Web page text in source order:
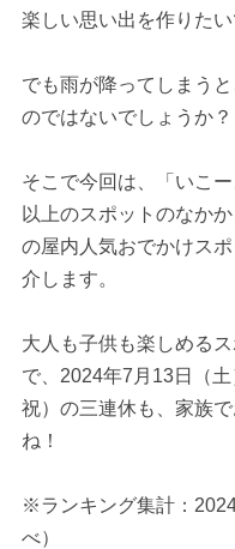
楽しい思い出を作りたい
でも雨が降ってしまう
のではないでしょうか？
そこで今回は、「いこ
以上のスポットのなか
の屋内人気おでかけス
介します。
大人も子供も楽しめる
で、2024年7月13日（
祝）の三連休も、家族
ね！
※ランキング集計：
べ）